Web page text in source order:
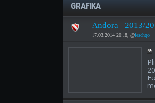
GRAFIKA
Andora - 2013/
17.03.2014 20:18, @leschqo